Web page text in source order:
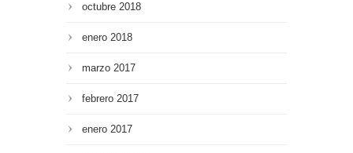
octubre 2018
enero 2018
marzo 2017
febrero 2017
enero 2017